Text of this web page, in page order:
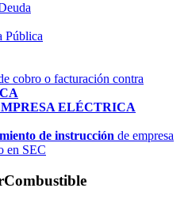
Pública
cobro o facturación contra
ELÉCTRICA
de instrucción de empresa
en SEC
Combustible